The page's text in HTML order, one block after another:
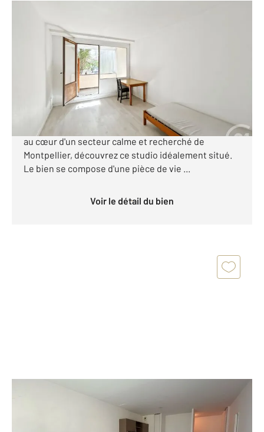
, 1 pièce
Ref : 2600
Appartement Studio à vendre
105 000 €
C À VENDRE À MONTPELLIER Studio avec balcon,
libre de toute occupation. Dans une résidence prisé
au cœur d'un secteur calme et recherché de
Montpellier, découvrez ce studio idéalement situé.
Le bien se compose d'une pièce de vie ...
Voir le détail du bien